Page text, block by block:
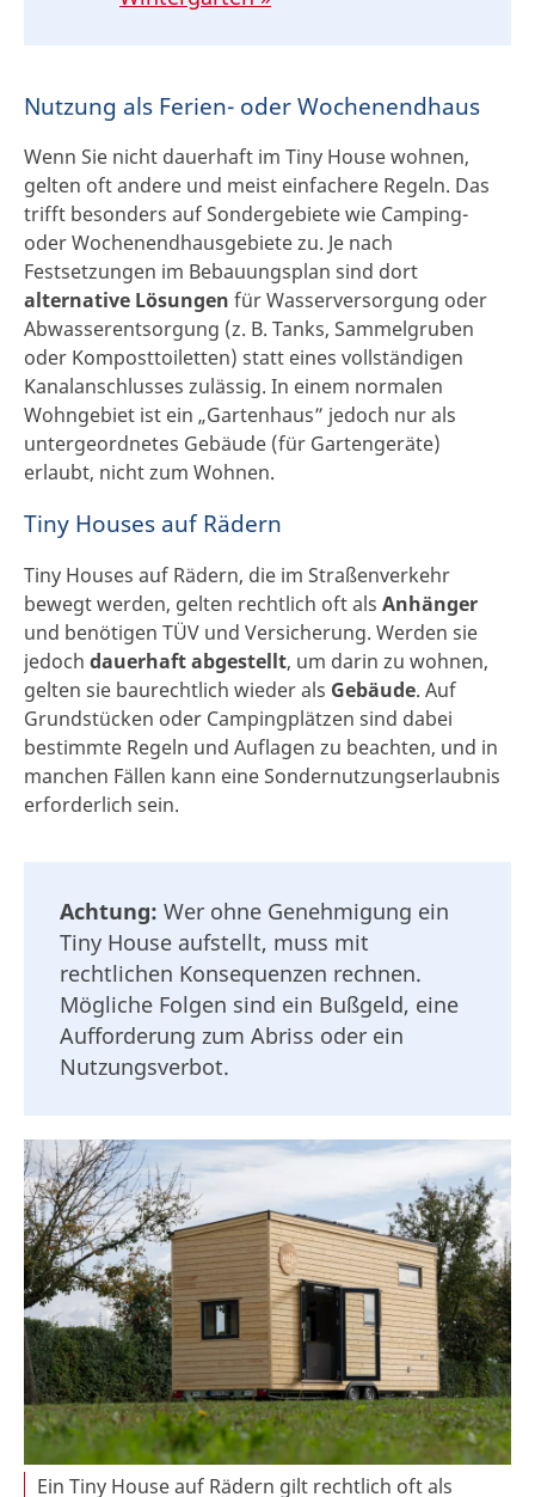
Nutzung als Ferien- oder Wochenendhaus
Wenn Sie nicht dauerhaft im Tiny House wohnen,
gelten oft andere und meist einfachere Regeln. Das
trifft besonders auf Sondergebiete wie Camping-
oder Wochenendhausgebiete zu. Je nach
Festsetzungen im Bebauungsplan sind dort
alternative Lösungen für Wasserversorgung oder
Abwasserentsorgung (z. B. Tanks, Sammelgruben
oder Komposttoiletten) statt eines vollständigen
Kanalanschlusses zulässig. In einem normalen
Wohngebiet ist ein „Gartenhaus” jedoch nur als
untergeordnetes Gebäude (für Gartengeräte)
erlaubt, nicht zum Wohnen.
Tiny Houses auf Rädern
Tiny Houses auf Rädern, die im Straßenverkehr
bewegt werden, gelten rechtlich oft als Anhänger
und benötigen TÜV und Versicherung. Werden sie
jedoch dauerhaft abgestellt, um darin zu wohnen,
gelten sie baurechtlich wieder als Gebäude. Auf
Grundstücken oder Campingplätzen sind dabei
bestimmte Regeln und Auflagen zu beachten, und in
manchen Fällen kann eine Sondernutzungserlaubnis
erforderlich sein.
Achtung: Wer ohne Genehmigung ein
Tiny House aufstellt, muss mit
rechtlichen Konsequenzen rechnen.
Mögliche Folgen sind ein Bußgeld, eine
Aufforderung zum Abriss oder ein
Nutzungsverbot.
Ein Tiny House auf Rädern gilt rechtlich oft als